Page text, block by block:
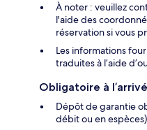
À noter : veuillez
l'aide des
réservation si vous
Les informations
traduites à l’aide
Obligatoire à
Dépôt de garantie
débit ou en